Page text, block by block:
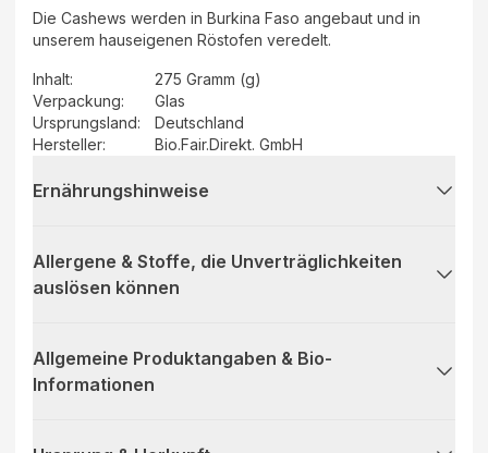
Die Cashews werden in Burkina Faso angebaut und in
unserem hauseigenen Röstofen veredelt.
Inhalt:
275 Gramm (g)
Verpackung:
Glas
Ursprungsland:
Deutschland
Hersteller: Bio.Fair.Direkt. GmbH
Ernährungshinweise
Allergene & Stoffe, die Unverträglichkeiten
auslösen können
Allgemeine Produktangaben & Bio-
Informationen